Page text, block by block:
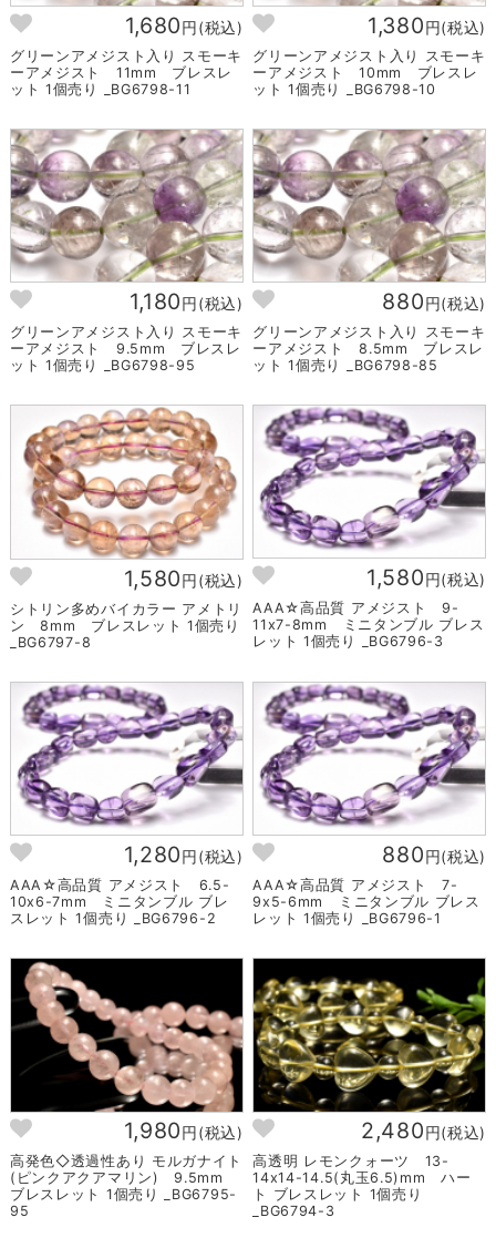
1,680円(税込)
グリーンアメジスト入り スモーキ
ーアメジスト 11mm ブレスレ
ット 1個売り _BG6798-11
1,380円(税込)
グリーンアメジスト入り スモーキ
ーアメジスト 10mm ブレスレ
ット 1個売り _BG6798-10
1,180円(税込)
グリーンアメジスト入り スモーキ
ーアメジスト 9.5mm ブレスレ
ット 1個売り _BG6798-95
880円(税込)
グリーンアメジスト入り スモーキ
ーアメジスト 8.5mm ブレスレ
ット 1個売り _BG6798-85
1,580円(税込)
シトリン多めバイカラー アメトリ
ン 8mm ブレスレット 1個売り
_BG6797-8
1,580円(税込)
AAA☆高品質 アメジスト 9-
11x7-8mm ミニタンブル ブレス
レット 1個売り _BG6796-3
1,280円(税込)
AAA☆高品質 アメジスト 6.5-
10x6-7mm ミニタンブル ブレ
スレット 1個売り _BG6796-2
880円(税込)
AAA☆高品質 アメジスト 7-
9x5-6mm ミニタンブル ブレス
レット 1個売り _BG6796-1
1,980円(税込)
高発色◇透過性あり モルガナイト
(ピンクアクアマリン) 9.5mm
ブレスレット 1個売り _BG6795-
95
2,480円(税込)
高透明 レモンクォーツ 13-
14x14-14.5(丸玉6.5)mm ハー
ト ブレスレット 1個売り
_BG6794-3